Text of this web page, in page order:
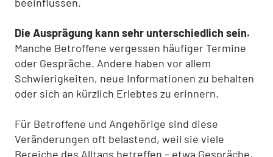
Die Ausprägung kann sehr unterschiedlich sein.
Manche Betroffene vergessen häufiger Termine
oder Gespräche. Andere haben vor allem
Schwierigkeiten, neue Informationen zu behalten
oder sich an kürzlich Erlebtes zu erinnern.
Für Betroffene und Angehörige sind diese
Veränderungen oft belastend, weil sie viele
Bereiche des Alltags betreffen – etwa Gespräche,